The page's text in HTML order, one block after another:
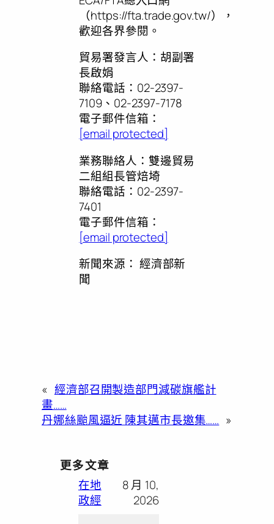
（https://fta.trade.gov.tw/），
歡迎各界參閱。
貿易署發言人：胡副署
長啟娟
聯絡電話：02-2397-
7109、02-2397-7178
電子郵件信箱：
[email protected]
業務聯絡人：雙邊貿易
二組組長管焙埼
聯絡電話：02-2397-
7401
電子郵件信箱：
[email protected]
新聞來源： 經濟部新
聞
« 經濟部召開製造部門減碳旗艦計
畫……
丹娜絲颱風逼近 陳其邁市長邀集…… »
更多文章
在地
政經
8 月 10,
2026